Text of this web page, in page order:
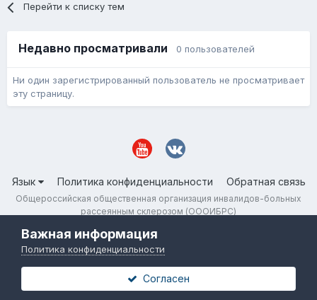
Перейти к списку тем
Недавно просматривали 0 пользователей
Ни один зарегистрированный пользователь не просматривает
эту страницу.
Язык Политика конфиденциальности Обратная связь
Общероссийская общественная организация инвалидов-больных
рассеянным склерозом (ОООИБРС)
Важная информация
Политика конфиденциальности
Согласен